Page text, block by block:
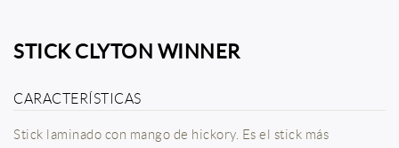
STICK CLYTON WINNER
CARACTERÍSTICAS
Stick laminado con mango de hickory. Es el stick más